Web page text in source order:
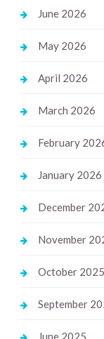
June 2026
May 2026
April 2026
March 2026
February
January 2026
December
November
October 2025
September
June 2025